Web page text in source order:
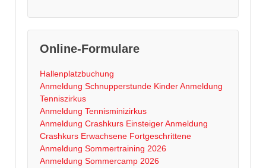
Online-Formulare
Hallenplatzbuchung
Anmeldung Schnupperstunde KinderAnmeldung
Tenniszirkus
Anmeldung Tennisminizirkus
Anmeldung Crashkurs EinsteigerAnmeldung
Crashkurs Erwachsene Fortgeschrittene
Anmeldung Sommertraining 2026
Anmeldung Sommercamp 2026